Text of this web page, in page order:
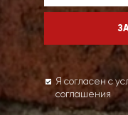
Я согласен с
соглашения